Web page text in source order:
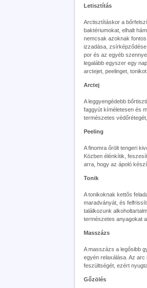
Letisztítás
Arctisztításkor a
baktériumokat, elhalt
nemcsak azoknak
izzadása,
por és az egyéb
legalább egyszer egy
arctejet, peelinget,
Arctej
A leggyengédebb
faggyút kíméletesen és
természetes
Peeling
A finomra őrölt tengeri
Közben élénkítik,
arra, hogy az ápoló
Tonik
A tonikoknak kettős
maradványát, és
találkozunk
természetes anyagokat
Masszázs
A masszázs a legősibb
egyén relaxálása. Az
feszültségét, ezért
Gőzölés